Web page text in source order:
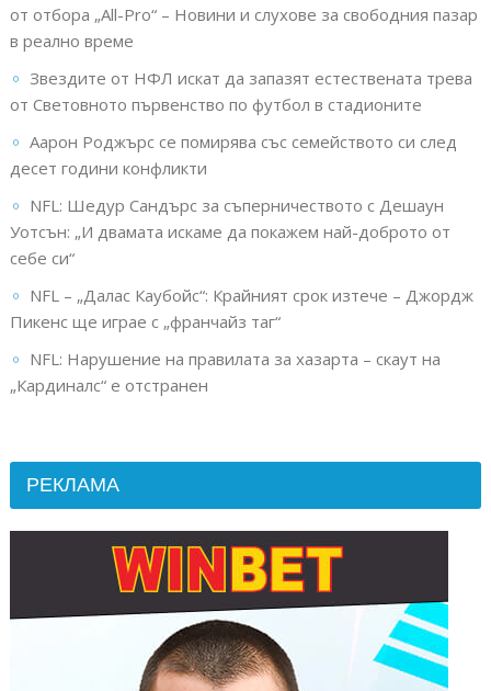
от отбора „All-Pro“ – Новини и слухове за свободния пазар
в реално време
Звездите от НФЛ искат да запазят естествената трева
от Световното първенство по футбол в стадионите
Аарон Роджърс се помирява със семейството си след
десет години конфликти
NFL: Шедур Сандърс за съперничеството с Дешаун
Уотсън: „И двамата искаме да покажем най-доброто от
себе си“
NFL – „Далас Каубойс“: Крайният срок изтече – Джордж
Пикенс ще играе с „франчайз таг“
NFL: Нарушение на правилата за хазарта – скаут на
„Кардиналс“ е отстранен
РЕКЛАМА